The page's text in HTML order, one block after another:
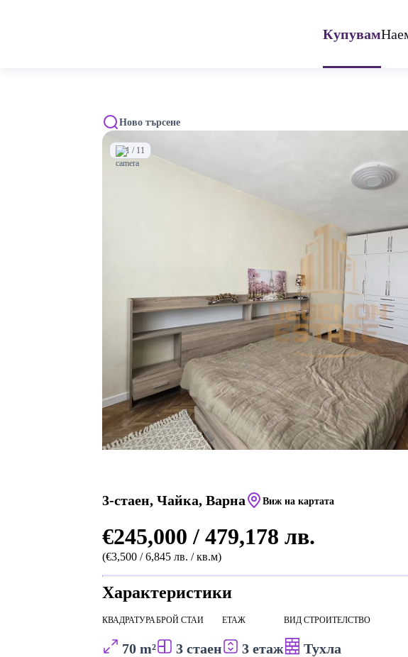
Купувам
Ново търсене
1 / 11
3-стаен, Чайка, Варна Виж на картата
€245,000 / 479,178 лв.
(€3,500 / 6,845 лв. / кв.м)
Характеристики
КВАДРАТУРА
70 m²
БРОЙ СТАИ
3 стаен
ЕТАЖ
3 етаж
ВИД СТРОИТЕЛСТВО
Тухла